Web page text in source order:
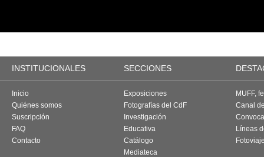
INSTITUCIONALES SECCIONES
Inicio
Quiénes somos
Suscripción
FAQ
Contacto
Exposiciones
Fotografías del CdF
Investigación
Educativa
Catálogo
Mediateca
MUFF,
Canal
Líneas